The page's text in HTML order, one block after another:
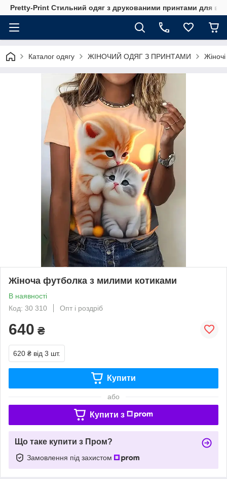
Pretty-Print Стильний одяг з друкованими принтами для
Каталог одягу ЖІНОЧИЙ ОДЯГ З ПРИНТАМИ
Жіноча футболка з милими котиками
В наявності
Код: 30 310
Опт і роздріб
640 ₴
620 ₴ від 3 шт.
Купити
або
Купити з
Що таке купити з Пром?
Замовлення під захистом